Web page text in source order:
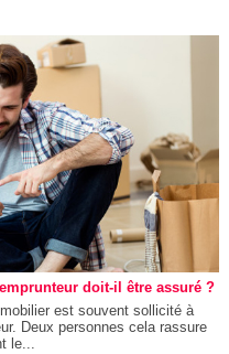
doit-il être assuré ?
est souvent sollicité à
Deux personnes cela rassure
le...